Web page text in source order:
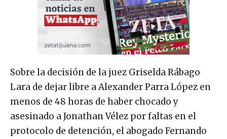
Sobre la decisión de la juez Griselda Rábago
Lara de dejar libre a Alexander Parra López en
menos de 48 horas de haber chocado y
asesinado a Jonathan Vélez por faltas en el
protocolo de detención, el abogado Fernando